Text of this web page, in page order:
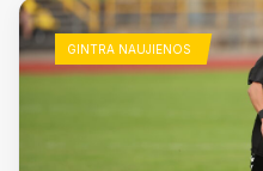
GINTRA NAUJIENOS